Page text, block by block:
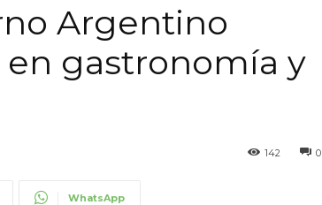
Argentino
gastronomía y
0
142
WhatsApp